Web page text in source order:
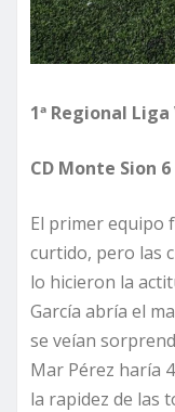
1ª Regional
CD Monte Sion
El primer equipo
curtido, pero las
lo hicieron la
García abría el
se veían
Mar Pérez haría
la rapidez de las